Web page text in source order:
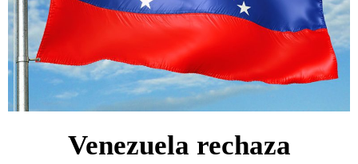
Venezuela rechaza